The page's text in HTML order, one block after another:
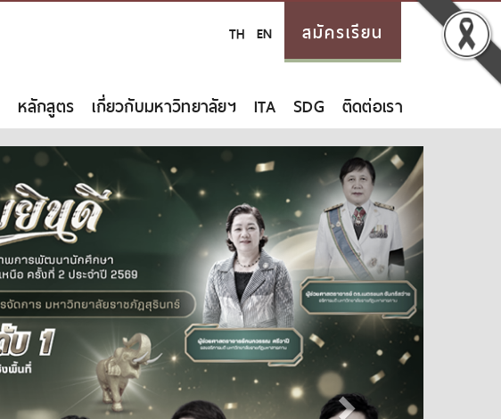
TH EN สมัครเรียน
หลักสูตร เกี่ยวกับมหาวิทยาลัยฯ ITA SDG ติดต่อเรา
Next